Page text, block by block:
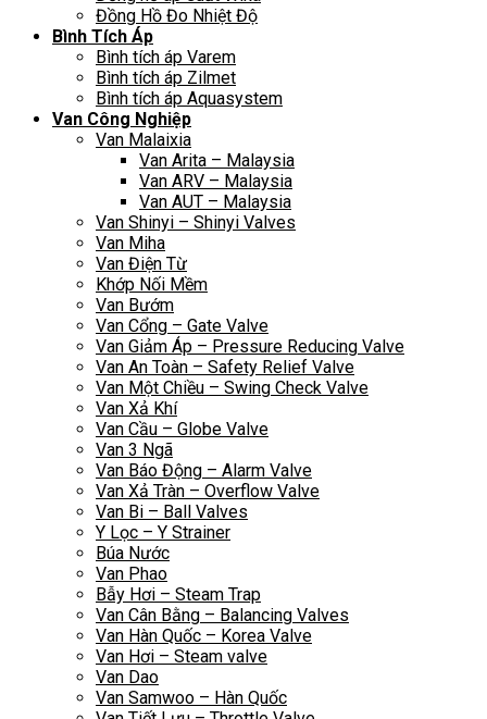
Đồng Hồ Đo Nhiệt Độ
Bình Tích Áp
Bình tích áp Varem
Bình tích áp Zilmet
Bình tích áp Aquasystem
Van Công Nghiệp
Van Malaixia
Van Arita – Malaysia
Van ARV – Malaysia
Van AUT – Malaysia
Van Shinyi – Shinyi Valves
Van Miha
Van Điện Từ
Khớp Nối Mềm
Van Bướm
Van Cổng – Gate Valve
Van Giảm Áp – Pressure Reducing Valve
Van An Toàn – Safety Relief Valve
Van Một Chiều – Swing Check Valve
Van Xả Khí
Van Cầu – Globe Valve
Van 3 Ngã
Van Báo Động – Alarm Valve
Van Xả Tràn – Overflow Valve
Van Bi – Ball Valves
Y Lọc – Y Strainer
Búa Nước
Van Phao
Bẫy Hơi – Steam Trap
Van Cân Bằng – Balancing Valves
Van Hàn Quốc – Korea Valve
Van Hơi – Steam valve
Van Dao
Van Samwoo – Hàn Quốc